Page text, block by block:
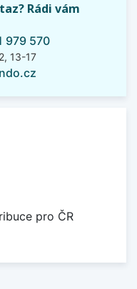
Rádi vám
979 570
13-17
pro ČR